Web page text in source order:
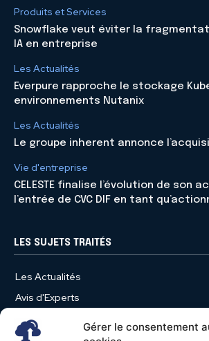
Gérer le consentement
Produits et Services
Snowflake veut éviter la
IA en entreprise
Les Actualités
Everpure rapproche le stockage
environnements Nutanix
Les Actualités
Le groupe inherent annonce
Vie d'entreprise
CELESTE finalise l’évolution de son
l’entrée de CVC DIF en tant
LES SUJETS TRAITÉS
Les Actualités
Avis d'Experts
Produits et Services